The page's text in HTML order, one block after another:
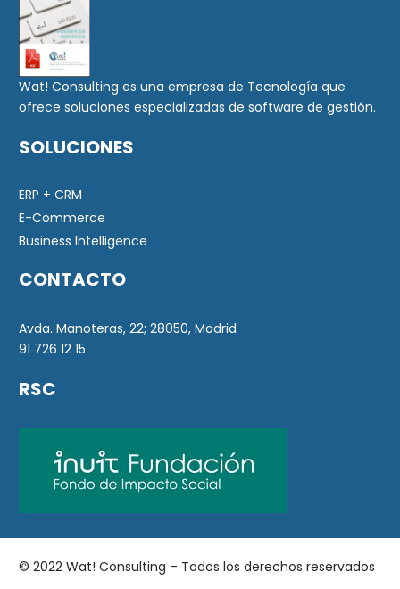
Wat! Consulting es una empresa de Tecnología que
ofrece soluciones especializadas de software de gestión.
SOLUCIONES
ERP + CRM
E-Commerce
Business Intelligence
CONTACTO
Avda. Manoteras, 22; 28050, Madrid
91 726 12 15
RSC
© 2022 Wat! Consulting – Todos los derechos reservados